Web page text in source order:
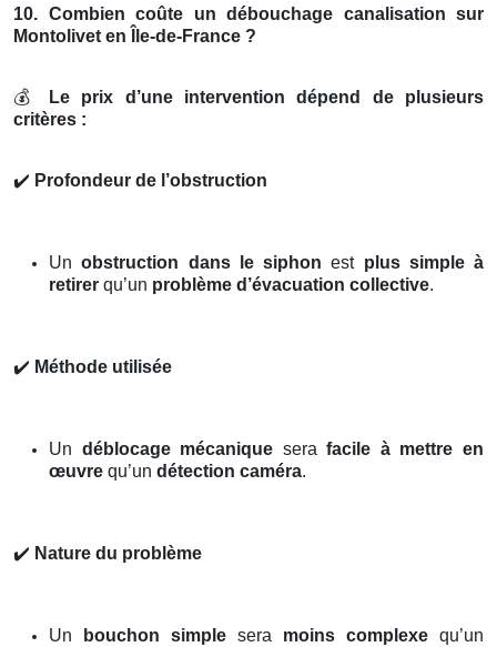
10. Combien coûte un débouchage canalisation sur
Montolivet en Île-de-France ?
💰
Le prix d’une intervention dépend de plusieurs
critères :
✔️ Profondeur de l’obstruction
Unobstruction dans le siphon est plus simple à
retirer qu’un problème d’évacuation collective.
✔️ Méthode utilisée
Un déblocage mécanique serafacile à mettre en
œuvre qu’un détection caméra.
✔️ Nature du problème
Un bouchon simple sera moins complexe qu’un